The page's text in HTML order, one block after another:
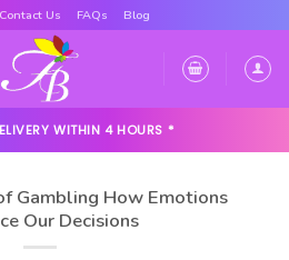
Contact Us FAQs Blog
WITHIN 4 HOURS *
Gambling How Emotions
Our Decisions